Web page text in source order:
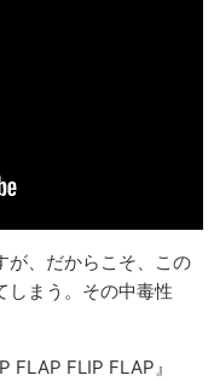
が、だからこそ、この
しまう。その中毒性
FLAP FLIP FLAP』